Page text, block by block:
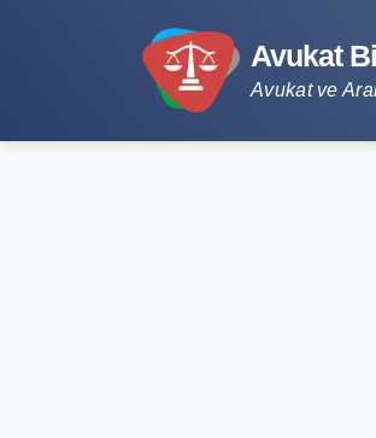
Avukat
Avukat ve